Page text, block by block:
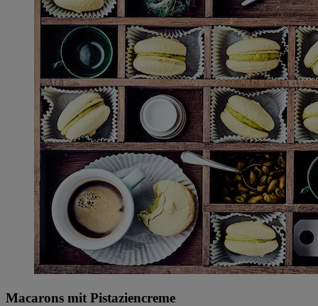
Macarons mit Pistaziencreme